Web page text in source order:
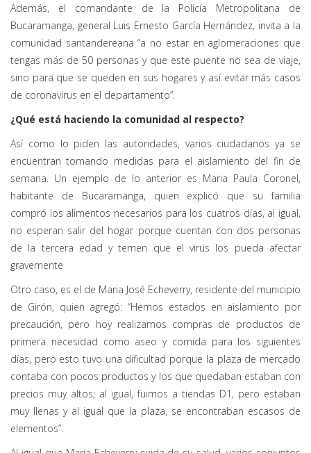
Además, el comandante de la Policía Metropolitana de
Bucaramanga, general Luis Ernesto García Hernández, invita a la
comunidad santandereana “a no estar en aglomeraciones que
tengas más de 50 personas y que este puente no sea de viaje,
sino para que se queden en sus hogares y así evitar más casos
de coronavirus en el departamento”.
¿Qué está haciendo la comunidad al respecto?
Así como lo piden las autoridades, varios ciudadanos ya se
encuentran tomando medidas para el aislamiento del fin de
semana. Un ejemplo de lo anterior es Maria Paula Coronel,
habitante de Bucaramanga, quien explicó que su familia
compró los alimentos necesarios para los cuatros días, al igual,
no esperan salir del hogar porque cuentan con dos personas
de la tercera edad y temen que el virus los pueda afectar
gravemente
Otro caso, es el de Maria José Echeverry, residente del municipio
de Girón, quien agregó: “Hemos estados en aislamiento por
precaución, pero hoy realizamos compras de productos de
primera necesidad como aseo y comida para los siguientes
días, pero esto tuvo una dificultad porque la plaza de mercado
contaba con pocos productos y los que quedaban estaban con
precios muy altos; al igual, fuimos a tiendas D1, pero estaban
muy llenas y al igual que la plaza, se encontraban escasos de
elementos”.